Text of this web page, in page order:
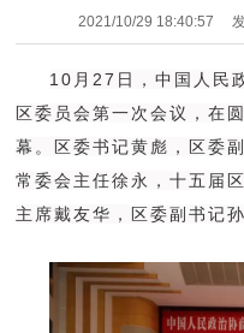
价
付
系
们
2021/10/29 18:40:57
10月27日，中国人民
区委员会第一次会议，在
幕。区委书记黄彪，区委
常委会主任徐永，十五届
主席戴友华，区委副书记